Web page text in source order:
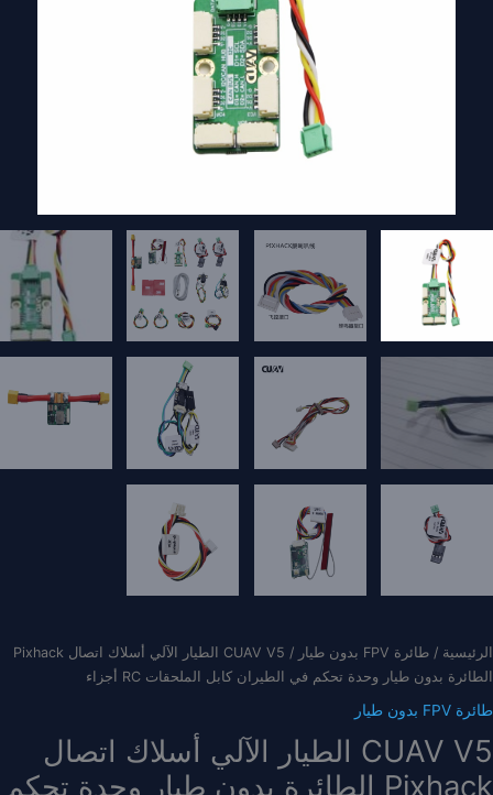
الرئيسية / طائرة FPV بدون طيار
/ CUAV V5 الطيار الآلي أسلاك اتصال Pixhack
الطائرة بدون طيار وحدة تحكم في الطيران كابل الملحقات RC أجزاء
طائرة FPV بدون طيار
CUAV V5 الطيار الآلي أسلاك اتصال
Pixhack الطائرة بدون طيار وحدة تحكم